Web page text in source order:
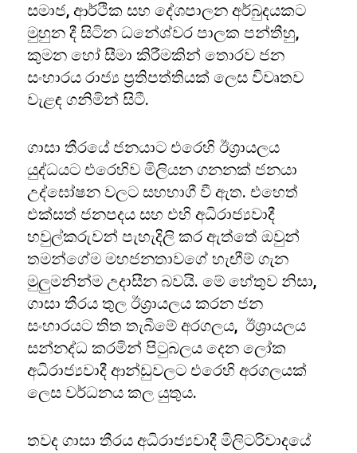
සමාජ, ආර්ථික සහ දේශපාලන අර්බුදයකට
මුහුන දී සිටින ධනේශ්වර පාලක පන්තීහු,
කුමන හෝ සීමා කිරීමකින් තොරව ජන
සංහාරය රාජ්‍ය ප්‍රතිපත්තියක් ලෙස විවෘතව
වැළඳ ගනිමින් සිටී.
ගාසා තීරයේ ජනයාට එරෙහි ඊශ්‍රායලය
යුද්ධයට එරෙහිව මිලියන ගනනක් ජනයා
උද්ඝෝෂන වලට සහභාගී වී ඇත. එහෙත්
එක්සත් ජනපදය සහ එහි අධිරාජ්‍යවාදී
හවුල්කරුවන් පැහැදිලි කර ඇත්තේ ඔවුන්
තමන්ගේම මහජනතාවගේ හැඟීම් ගැන
මුලුමනින්ම උදාසීන බවයි. මේ හේතුව නිසා,
ගාසා තීරය තුල ඊශ්‍රායලය කරන ජන
සංහාරයට තිත තැබීමේ අරගලය, ඊශ්‍රායලය
සන්නද්ධ කරමින් පිටුබලය දෙන ලෝක
අධිරාජ්‍යවාදී ආන්ඩුවලට එරෙහි අරගලයක්
ලෙස වර්ධනය කල යුතුය.
තවද ගාසා තීරය අධිරාජ්‍යවාදී මිලිටරිවාදයේ